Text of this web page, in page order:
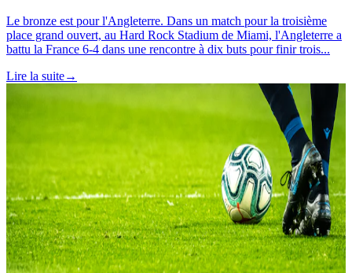
Le bronze est pour l'Angleterre. Dans un match pour la troisième
place grand ouvert, au Hard Rock Stadium de Miami, l'Angleterre a
battu la France 6-4 dans une rencontre à dix buts pour finir trois...
Lire la suite→